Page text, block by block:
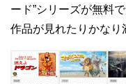
ード”シリーズが無料
作品が見れたりかなり